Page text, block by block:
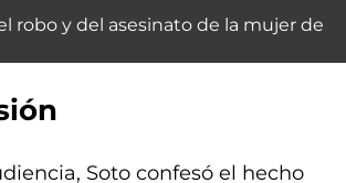
robo y del asesinato de la mujer de
Soto confesó el hecho